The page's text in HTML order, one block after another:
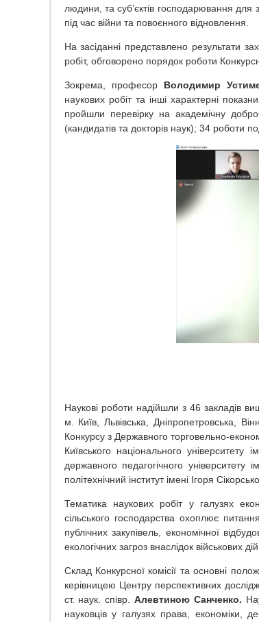
людини, та суб’єктів господарювання для
під час війни та повоєнного відновлення.
На засіданні представлено результати
робіт, обговорено порядок роботи
Зокрема, професорВолодимир
наукових робіт та інші характерні
пройшли перевірку на академічну
(кандидатів та докторів наук); 34 роботи
Наукові роботи надійшли з 46 закладів
м. Київ, Львівська, Дніпропетровська,
Конкурсу з Державного торговельно-
Київського національного
державного педагогічного університету
політехнічний інститут імені Ігоря
Тематика наукових робіт у галузях
сільського господарства охоплює
публічних закупівель, економічної
екологічних загроз внаслідок військових
Склад Конкурсної комісії та основні
керівницею Центру перспективних
ст. наук. співр.Алевтиною Санченко.
науковців у галузях права, економіки,